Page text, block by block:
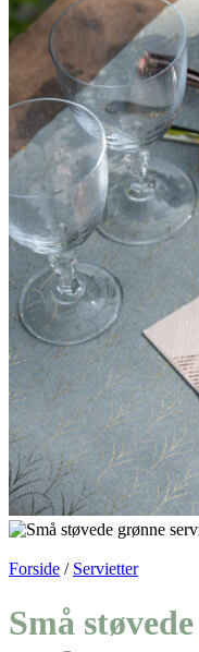
Forside / Servietter
Små